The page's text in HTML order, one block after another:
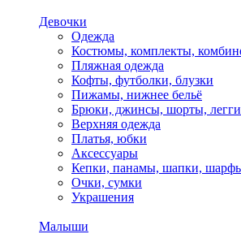
Девочки
Одежда
Костюмы, комплекты,
Пляжная одежда
Кофты, футболки, блузки
Пижамы, нижнее бельё
Брюки, джинсы, шорты,
Верхняя одежда
Платья, юбки
Аксессуары
Кепки, панамы, шапки,
Очки, сумки
Украшения
Малыши